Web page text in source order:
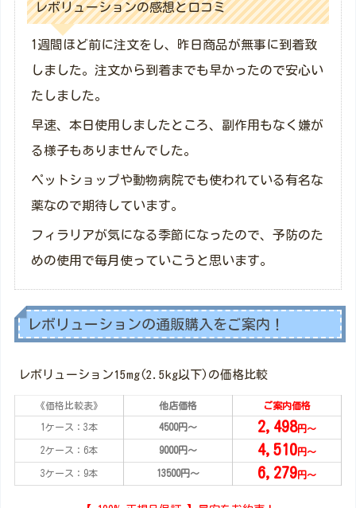
レボリューションの感想と口コミ
1週間ほど前に注文をし、昨日商品が無事に到着致
しました。注文から到着までも早かったので安心い
たしました。
早速、本日使用しましたところ、副作用もなく嫌が
る様子もありませんでした。
ペットショップや動物病院でも使われている有名な
薬なので期待しています。
フィラリアが気になる季節になったので、予防のた
めの使用で毎月使っていこうと思います。
レボリューションの通販購入をご案内！
レボリューション15mg(2.5kg以下)の価格比較
《価格比較表》 他店価格 ご案内価格
1ケース：3本 4500円～ 2,498円～
2ケース：6本 9000円～ 4,510円～
3ケース：9本 13500円～ 6,279円～